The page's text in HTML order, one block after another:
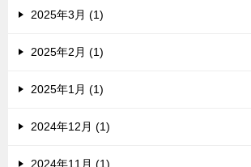
2025年3月 (1)
2025年2月 (1)
2025年1月 (1)
2024年12月 (1)
2024年11月 (1)